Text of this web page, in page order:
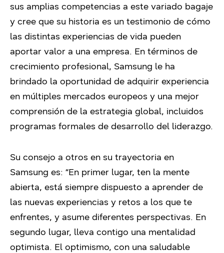
sus amplias competencias a este variado bagaje
y cree que su historia es un testimonio de cómo
las distintas experiencias de vida pueden
aportar valor a una empresa. En términos de
crecimiento profesional, Samsung le ha
brindado la oportunidad de adquirir experiencia
en múltiples mercados europeos y una mejor
comprensión de la estrategia global, incluidos
programas formales de desarrollo del liderazgo.
Su consejo a otros en su trayectoria en
Samsung es: “En primer lugar, ten la mente
abierta, está siempre dispuesto a aprender de
las nuevas experiencias y retos a los que te
enfrentes, y asume diferentes perspectivas. En
segundo lugar, lleva contigo una mentalidad
optimista. El optimismo, con una saludable